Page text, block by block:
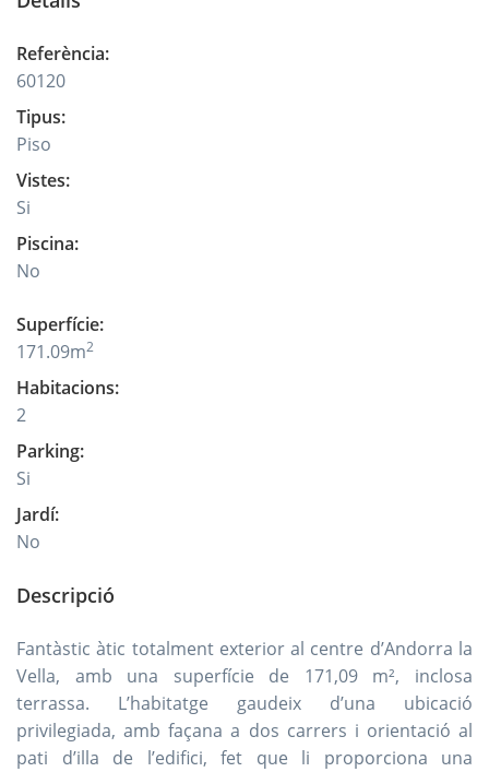
Referència:
60120
Tipus:
Piso
Vistes:
Si
Piscina:
No
Superfície:
171.09m2
Habitacions:
2
Parking:
Si
Jardí:
No
Descripció
Fantàstic àtic totalment exterior al centre d’Andorra la
Vella, amb una superfície de 171,09 m², inclosa
terrassa. L’habitatge gaudeix d’una ubicació
privilegiada, amb façana a dos carrers i orientació al
pati d’illa de l’edifici, fet que li proporciona una